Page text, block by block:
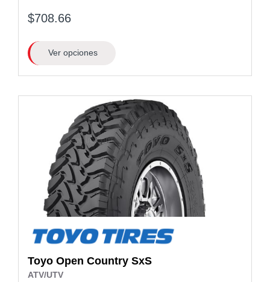
$708.66
Ver opciones
Toyo Open Country SxS
ATV/UTV